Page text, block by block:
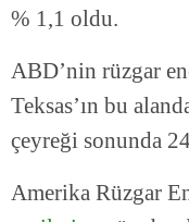
% 1,1 oldu.
ABD’nin rüzgar
Teksas’ın bu
çeyreği sonunda
Amerika Rüzgar